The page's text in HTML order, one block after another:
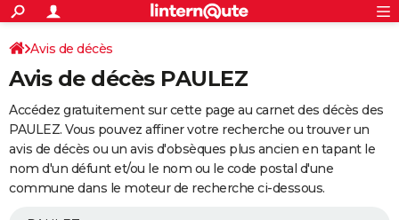
ACTUALITÉS
Politique
Société
Faits Divers
Education
Monde
Villes
+
SPORT
Coupe du monde 2026
Football
Tennis
Cyclisme
Rugby
Forum
Programme TV
TNT
Streaming
Cinéma
Sorties cinéma
Musique
+
FINANCE
Retraite
Epargne
Immobilier
Risques naturels par ville
Banque
Assurance
AUTO
Essais
Réserver un essai
Citadines
Berlines
SUV
Forum auto
+
Avis de décès
Avis de décès PAULEZ
Accédez gratuitement sur cette page au carnet des décès des
PAULEZ. Vous pouvez affiner votre recherche ou trouver un
avis de décès ou un avis d'obsèques plus ancien en tapant le
nom d'un défunt et/ou le nom ou le code postal d'une
commune dans le moteur de recherche ci-dessous.